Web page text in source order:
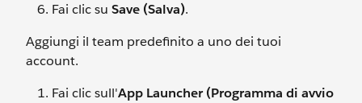
Fai clic su Save (Salva).
Aggiungi il team predefinito a uno dei tuoi
account.
Fai clic sull'App Launcher (Programma di avvio